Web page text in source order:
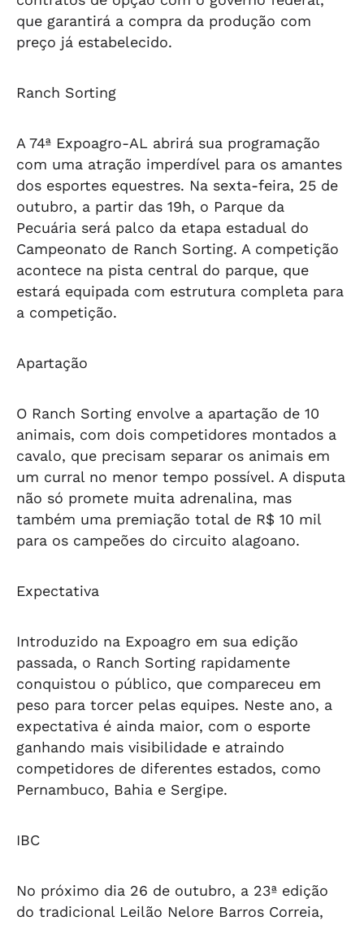
que garantirá a compra da produção com
preço já estabelecido.
Ranch Sorting
A 74ª Expoagro-AL abrirá sua programação
com uma atração imperdível para os amantes
dos esportes equestres. Na sexta-feira, 25 de
outubro, a partir das 19h, o Parque da
Pecuária será palco da etapa estadual do
Campeonato de Ranch Sorting. A competição
acontece na pista central do parque, que
estará equipada com estrutura completa para
a competição.
Apartação
O Ranch Sorting envolve a apartação de 10
animais, com dois competidores montados a
cavalo, que precisam separar os animais em
um curral no menor tempo possível. A disputa
não só promete muita adrenalina, mas
também uma premiação total de R$ 10 mil
para os campeões do circuito alagoano.
Expectativa
Introduzido na Expoagro em sua edição
passada, o Ranch Sorting rapidamente
conquistou o público, que compareceu em
peso para torcer pelas equipes. Neste ano, a
expectativa é ainda maior, com o esporte
ganhando mais visibilidade e atraindo
competidores de diferentes estados, como
Pernambuco, Bahia e Sergipe.
IBC
No próximo dia 26 de outubro, a 23ª edição
do tradicional Leilão Nelore Barros Correia,